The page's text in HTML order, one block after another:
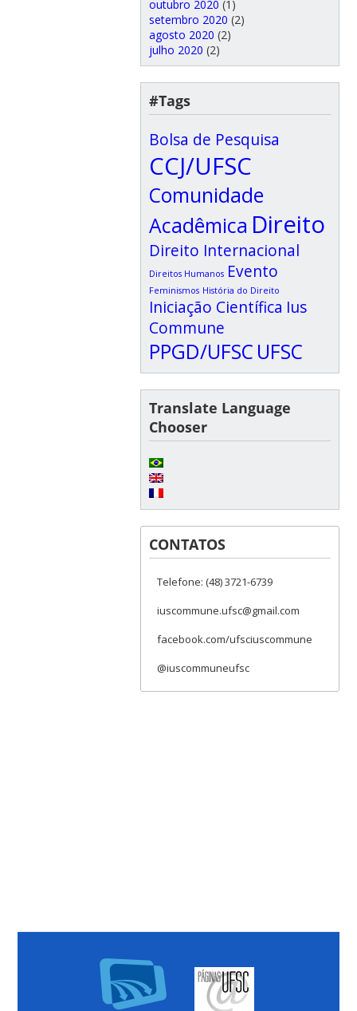
outubro 2020 (1)
setembro 2020 (2)
agosto 2020 (2)
julho 2020 (2)
#Tags
Bolsa de Pesquisa
CCJ/UFSC
Comunidade
Acadêmica Direito
Direito Internacional
Direitos Humanos Evento
Feminismos História do Direito
Iniciação Científica Ius
Commune
PPGD/UFSC UFSC
Translate Language
Chooser
CONTATOS
Telefone: (48) 3721-6739
iuscommune.ufsc@gmail.com
facebook.com/ufsciuscommune
@iuscommuneufsc